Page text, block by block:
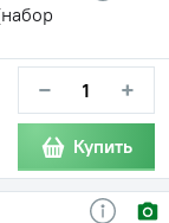
− +
Купить